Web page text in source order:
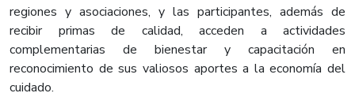
regiones y asociaciones, y las participantes, además de
recibir primas de calidad, acceden a actividades
complementarias de bienestar y capacitación en
reconocimiento de sus valiosos aportes a la economía del
cuidado.